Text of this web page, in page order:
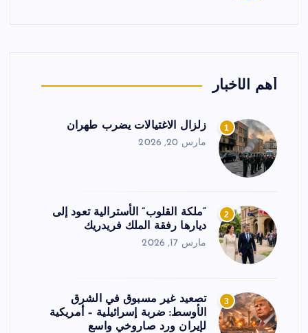
أهم الأخبار
1 زلزال الاغتيالات يضرب طهران
مارس 20, 2026
2
“ملكة القلوب” الأسترالية تعود إلى
ديارها رفقة الملك فريدريك
مارس 17, 2026
3
تصعيد غير مسبوق في الشرق
الأوسط: ضربة إسرائيلية – أمريكية
لإيران ورد صاروخي واسع